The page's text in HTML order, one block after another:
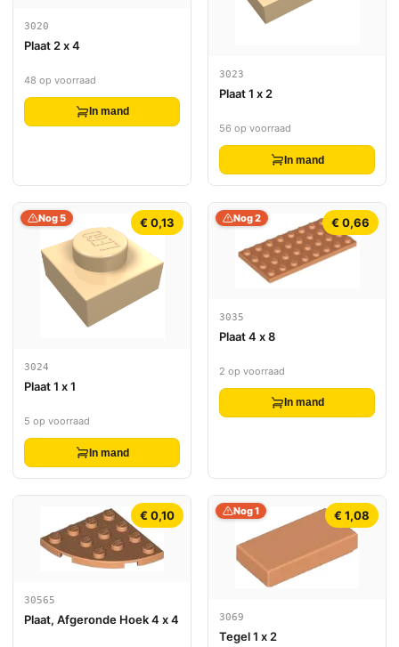
3020
Plaat 2 x 4
48 op voorraad
In mand
3023
Plaat 1 x 2
56 op voorraad
In mand
€ 0,13
Nog 5
3024
Plaat 1 x 1
5 op voorraad
In mand
€ 0,66
Nog 2
3035
Plaat 4 x 8
2 op voorraad
In mand
€ 0,10
30565
Plaat, Afgeronde Hoek 4 x 4
€ 1,08
Nog 1
3069
Tegel 1 x 2